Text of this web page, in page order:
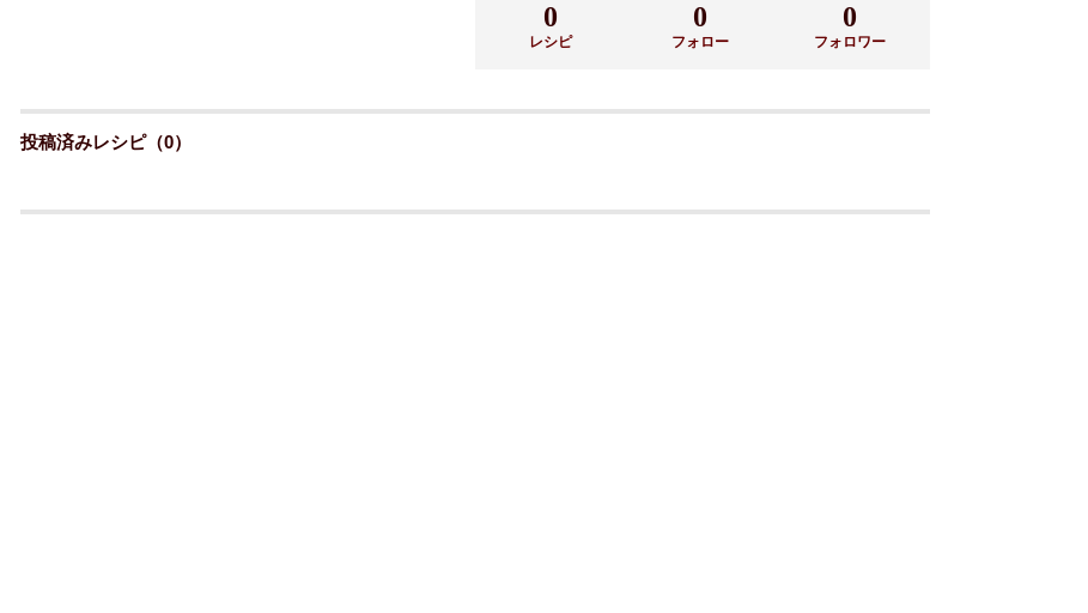
0
レシピ
0
フォロー
0
フォロワー
投稿済みレシピ（0）